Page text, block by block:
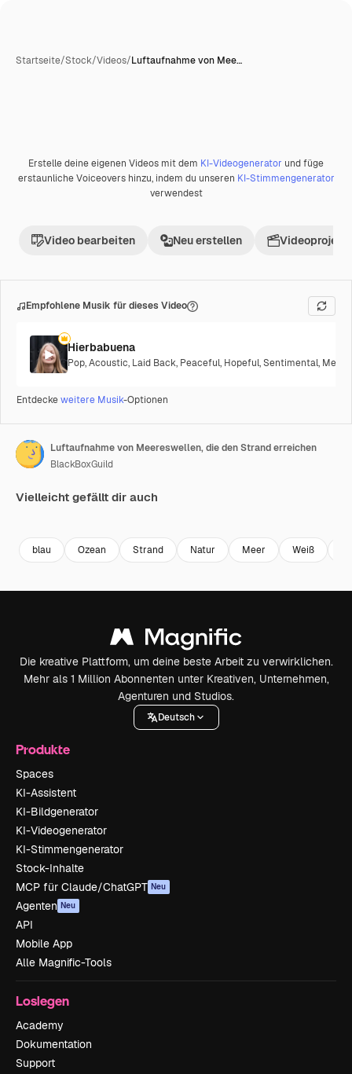
Startseite/Stock/Videos/Luftaufnahme von Mee…
Premium
Erstelle deine eigenen Videos mit dem KI-Videogenerator und füge
erstaunliche Voiceovers hinzu, indem du unseren KI-Stimmengenerator
verwendest
Video bearbeiten Neu erstellen Videoprojekt
Empfohlene Musik für dieses Video
Hierbabuena
Pop,Acoustic, Laid Back, Peaceful, Hopeful,Sentimental,
Entdeckeweitere Musik-Optionen
Luftaufnahme von Meereswellen, die den Strand erreichen
BlackBoxGuild
Vielleicht gefällt dir auch
blau Ozean Strand Natur Meer Weiß
Die kreative Plattform, um deine beste Arbeit zu verwirklichen.
Mehr als 1 Million Abonnenten unter Kreativen, Unternehmen,
Agenturen und Studios.
Deutsch
Produkte
Spaces
KI-Assistent
KI-Bildgenerator
KI-Videogenerator
KI-Stimmengenerator
Stock-Inhalte
MCP für Claude/ChatGPT Neu
Agenten Neu
API
Mobile App
Alle Magnific-Tools
Loslegen
Academy
Dokumentation
Support